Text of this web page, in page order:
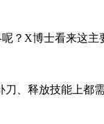
？X博士看来这主
、释放技能上